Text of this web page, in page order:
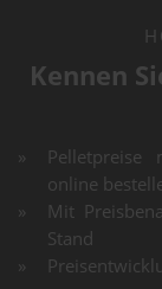
Kennen
online
Mit
Stand